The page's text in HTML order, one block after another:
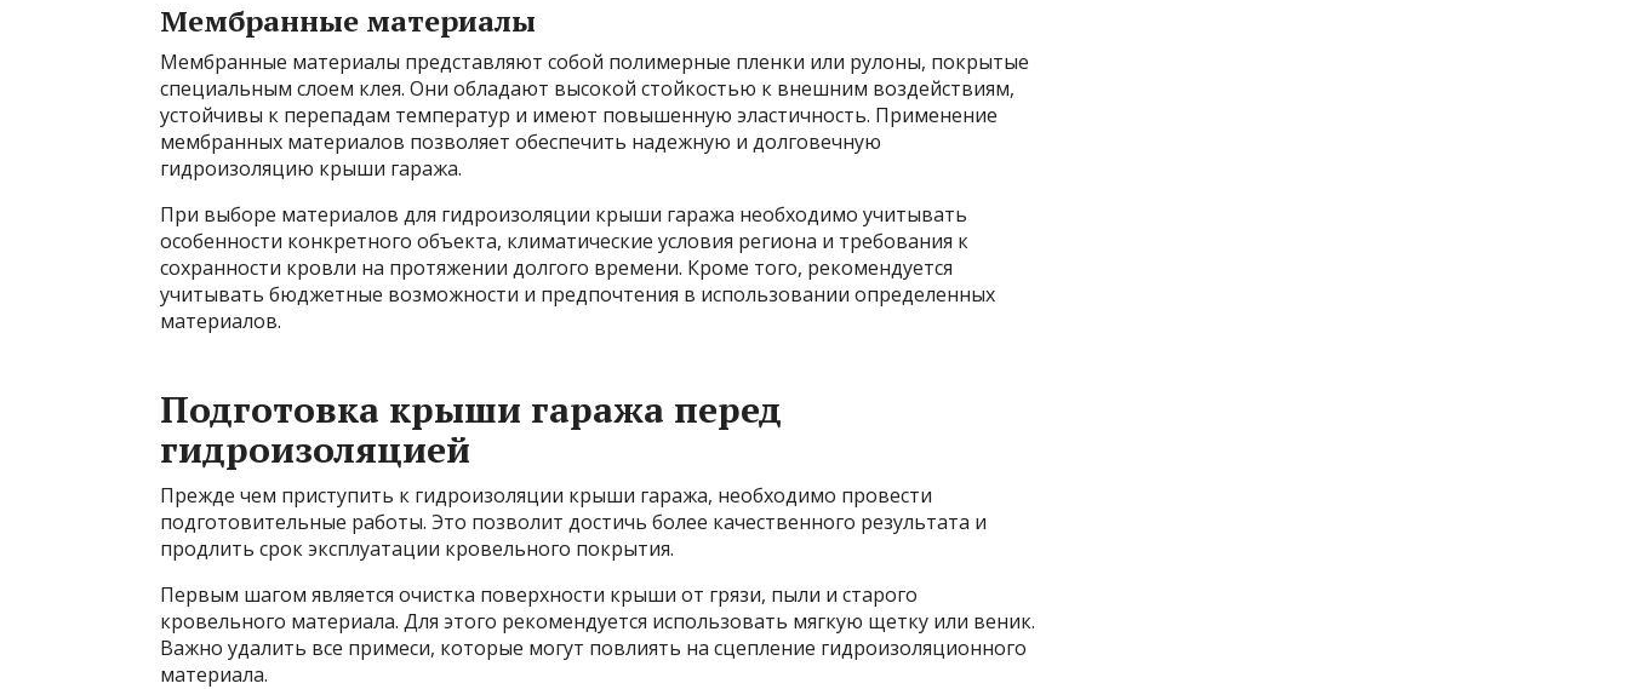
Мембранные материалы
Мембранные материалы представляют собой полимерные пленки или рулоны, покрытые
специальным слоем клея. Они обладают высокой стойкостью к внешним воздействиям,
устойчивы к перепадам температур и имеют повышенную эластичность. Применение
мембранных материалов позволяет обеспечить надежную и долговечную
гидроизоляцию крыши гаража.
При выборе материалов для гидроизоляции крыши гаража необходимо учитывать
особенности конкретного объекта, климатические условия региона и требования к
сохранности кровли на протяжении долгого времени. Кроме того, рекомендуется
учитывать бюджетные возможности и предпочтения в использовании определенных
материалов.
Подготовка крыши гаража перед
гидроизоляцией
Прежде чем приступить к гидроизоляции крыши гаража, необходимо провести
подготовительные работы. Это позволит достичь более качественного результата и
продлить срок эксплуатации кровельного покрытия.
Первым шагом является очистка поверхности крыши от грязи, пыли и старого
кровельного материала. Для этого рекомендуется использовать мягкую щетку или веник.
Важно удалить все примеси, которые могут повлиять на сцепление гидроизоляционного
материала.